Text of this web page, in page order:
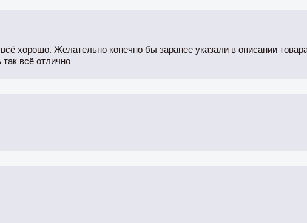
хорошо. Желательно конечно бы заранее указали в описании
всё отлично